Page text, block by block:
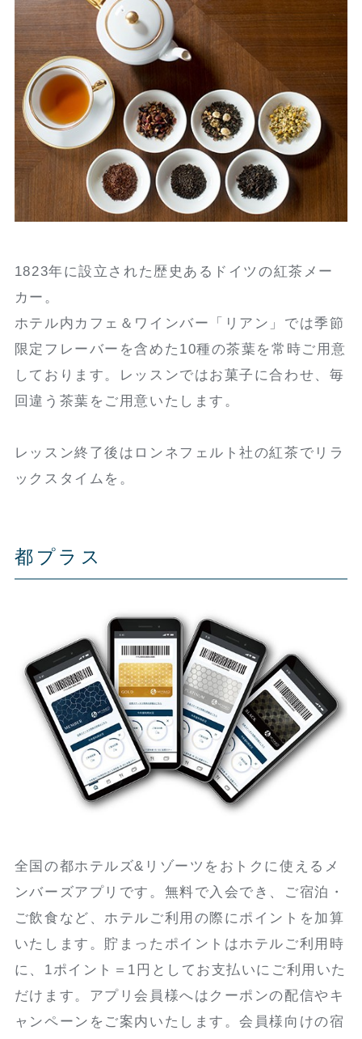
1823年に設立された歴史あるドイツの紅茶メー
カー。
ホテル内カフェ＆ワインバー「リアン」では季節
限定フレーバーを含めた10種の茶葉を常時ご用意
しております。レッスンではお菓子に合わせ、毎
回違う茶葉をご用意いたします。
レッスン終了後はロンネフェルト社の紅茶でリラ
ックスタイムを。
都プラス
全国の都ホテルズ&リゾーツをおトクに使えるメ
ンバーズアプリです。無料で入会でき、ご宿泊・
ご飲食など、ホテルご利用の際にポイントを加算
いたします。貯まったポイントはホテルご利用時
に、1ポイント＝1円としてお支払いにご利用いた
だけます。アプリ会員様へはクーポンの配信やキ
ャンペーンをご案内いたします。会員様向けの宿